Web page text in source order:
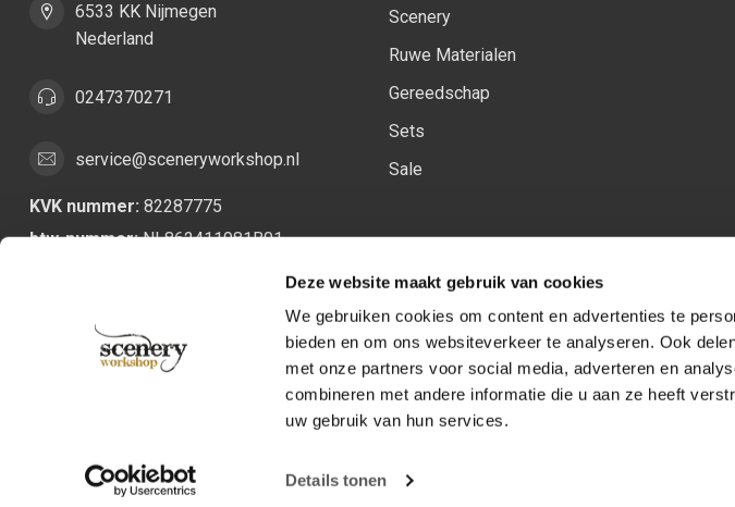
Deze website maakt gebruik van cookies
We gebruiken cookies om content en advertenties te
bieden en om ons websiteverkeer te analyseren. Ook
met onze partners voor social media, adverteren en
combineren met andere informatie die u aan ze heeft
uw gebruik van hun services.
Details tonen
6533 KK Nijmegen
Nederland
0247370271
service@sceneryworkshop.nl
KVK nummer: 82287775
btw-nummer:NL862411981B01
Scenery
Ruwe Materialen
Gereedschap
Sets
Sale
Volg ons